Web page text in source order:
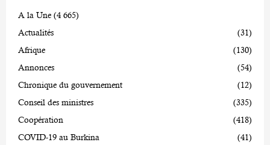
A la Une (4 665)
Actualités
(31)
Afrique
(130)
Annonces
(54)
Chronique du gouvernement
(12)
Conseil des ministres
(335)
Coopération
(418)
COVID-19 au Burkina
(41)